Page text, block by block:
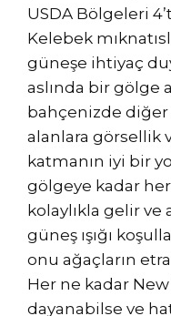
USDA Bölgeleri
Kelebek
güneşe ihtiyaç
aslında bir gölge
bahçenizde
alanlara görsellik
katmanın iyi bir
gölgeye kadar
kolaylıkla gelir ve
güneş ışığı
onu ağaçların
Her ne kadar New
dayanabilse ve